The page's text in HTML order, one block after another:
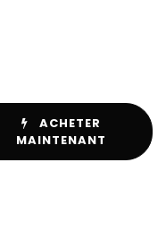
ACHETER
MAINTENANT